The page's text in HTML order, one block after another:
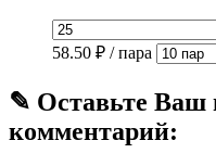
58.50 ₽ / пара
✎ Оставьте Ваш
комментарий: